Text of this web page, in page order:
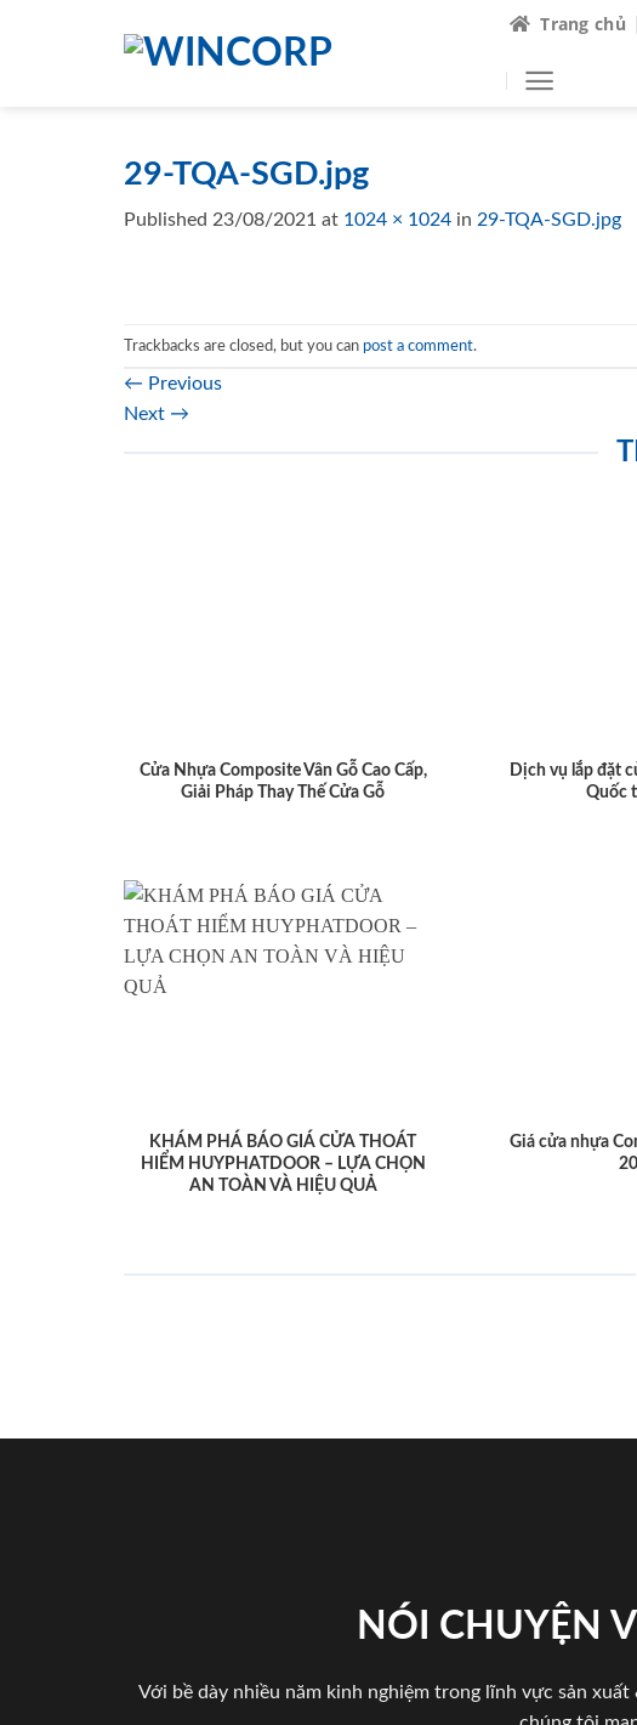
Trang chủ
29-TQA-SGD.jpg
Published 23/08/2021 at 1024 × 1024 in 29-TQA-SGD.jpg
Trackbacks are closed, but you can post a comment.
← Previous
Next →
Cửa Nhựa Composite Vân Gỗ Cao Cấp,
Giải Pháp Thay Thế Cửa Gỗ
Dịch vụ lắp đặt
Quốc
KHÁM PHÁ BÁO GIÁ CỬA THOÁT
HIỂM HUYPHATDOOR – LỰA CHỌN
AN TOÀN VÀ HIỆU QUẢ
Giá cửa nhựa
NÓI CHUYỆN
Với bề dày nhiều năm kinh nghiệm trong lĩnh vực sản